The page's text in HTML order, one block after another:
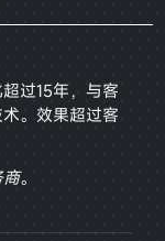
过15年，与客
。效果超过客
。